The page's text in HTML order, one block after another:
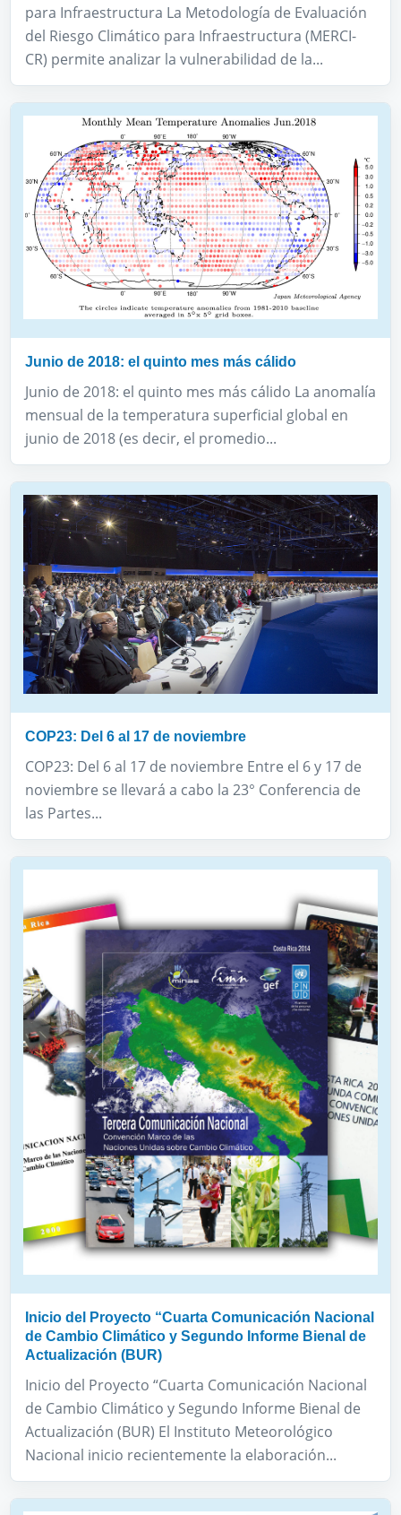
para Infraestructura La Metodología de Evaluación
del Riesgo Climático para Infraestructura (MERCI-
CR) permite analizar la vulnerabilidad de la...
Junio de 2018: el quinto mes más cálido
Junio de 2018: el quinto mes más cálido La anomalía
mensual de la temperatura superficial global en
junio de 2018 (es decir, el promedio...
COP23: Del 6 al 17 de noviembre
COP23: Del 6 al 17 de noviembre Entre el 6 y 17 de
noviembre se llevará a cabo la 23° Conferencia de
las Partes...
Inicio del Proyecto “Cuarta Comunicación Nacional
de Cambio Climático y Segundo Informe Bienal de
Actualización (BUR)
Inicio del Proyecto “Cuarta Comunicación Nacional
de Cambio Climático y Segundo Informe Bienal de
Actualización (BUR) El Instituto Meteorológico
Nacional inicio recientemente la elaboración...